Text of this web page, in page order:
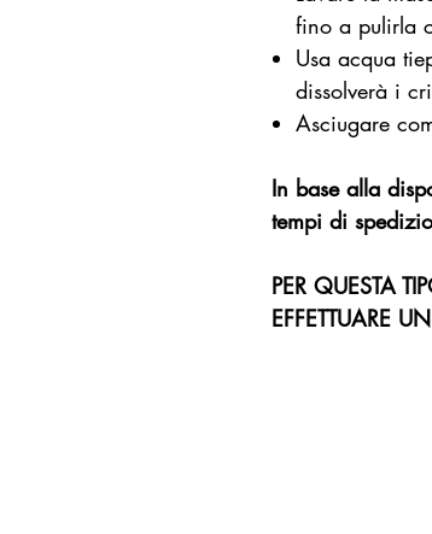
fino a pulirla
Usa acqua
dissolverà i
Asciugare
In base alla
tempi di
PER QUESTA
EFFETTUARE